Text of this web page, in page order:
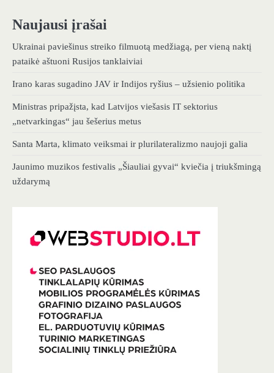
Naujausi įrašai
Ukrainai paviešinus streiko filmuotą medžiagą, per vieną naktį
pataikė aštuoni Rusijos tanklaiviai
Irano karas sugadino JAV ir Indijos ryšius – užsienio politika
Ministras pripažįsta, kad Latvijos viešasis IT sektorius
„netvarkingas“ jau šešerius metus
Santa Marta, klimato veiksmai ir plurilateralizmo naujoji galia
Jaunimo muzikos festivalis „Šiauliai gyvai“ kviečia į triukšmingą
uždarymą